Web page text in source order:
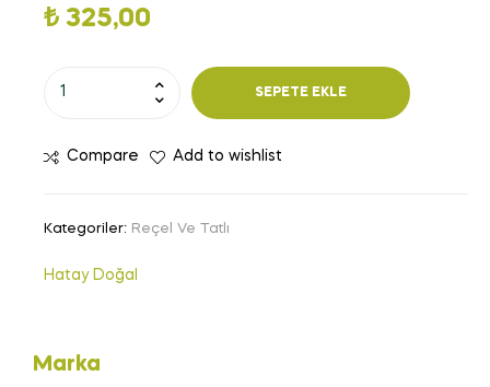
₺ 325,00
SEPETE EKLE
Compare Add to wishlist
Kategoriler: Reçel Ve Tatlı
Hatay Doğal
Marka